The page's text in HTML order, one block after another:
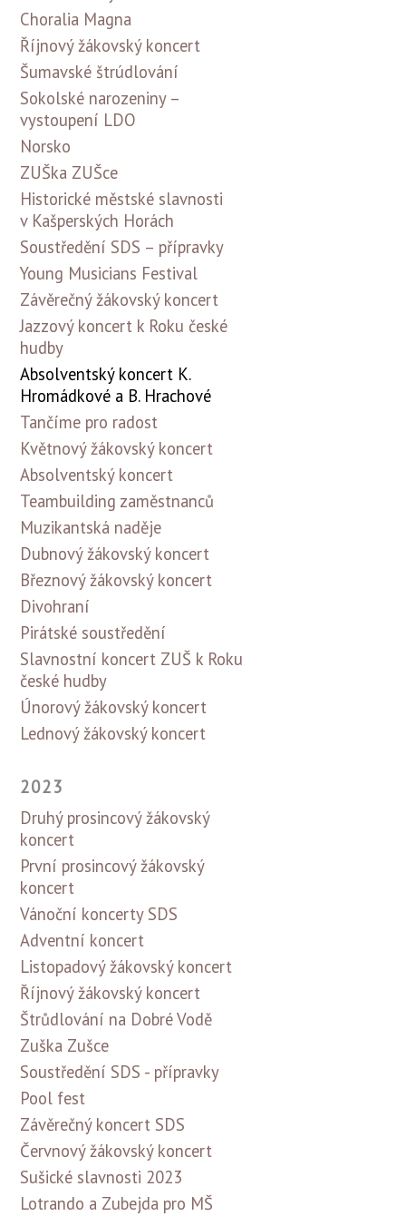
Choralia Magna
Říjnový žákovský koncert
Šumavské štrúdlování
Sokolské narozeniny –
vystoupení LDO
Norsko
ZUŠka ZUŠce
Historické městské slavnosti
v Kašperských Horách
Soustředění SDS – přípravky
Young Musicians Festival
Závěrečný žákovský koncert
Jazzový koncert k Roku české
hudby
Absolventský koncert K.
Hromádkové a B. Hrachové
Tančíme pro radost
Květnový žákovský koncert
Absolventský koncert
Teambuilding zaměstnanců
Muzikantská naděje
Dubnový žákovský koncert
Březnový žákovský koncert
Divohraní
Pirátské soustředění
Slavnostní koncert ZUŠ k Roku
české hudby
Únorový žákovský koncert
Lednový žákovský koncert
2023
Druhý prosincový žákovský
koncert
První prosincový žákovský
koncert
Vánoční koncerty SDS
Adventní koncert
Listopadový žákovský koncert
Říjnový žákovský koncert
Štrůdlování na Dobré Vodě
Zuška Zušce
Soustředění SDS - přípravky
Pool fest
Závěrečný koncert SDS
Červnový žákovský koncert
Sušické slavnosti 2023
Lotrando a Zubejda pro MŠ